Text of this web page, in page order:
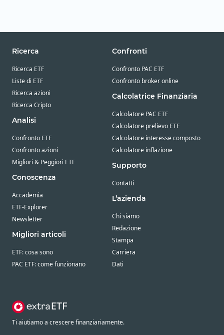
Ricerca
Ricerca ETF
Liste di ETF
Ricerca azioni
Ricerca Cripto
Analisi
Confronto ETF
Confronto azioni
Migliori & Peggiori ETF
Conoscenza
Accademia
ETF-Explorer
Newsletter
Migliori articoli
ETF: cosa sono
PAC ETF: come funzionano
Confronti
Confronto PAC ETF
Confronto broker online
Calcolatrice Finanziaria
Calcolatore PAC ETF
Calcolatore prelievo ETF
Calcolatore interesse composto
Calcolatore inflazione
Supporto
Contatti
L’azienda
Chi siamo
Redazione
Stampa
Carriera
Dati
Ti aiutiamo a crescere finanziariamente.